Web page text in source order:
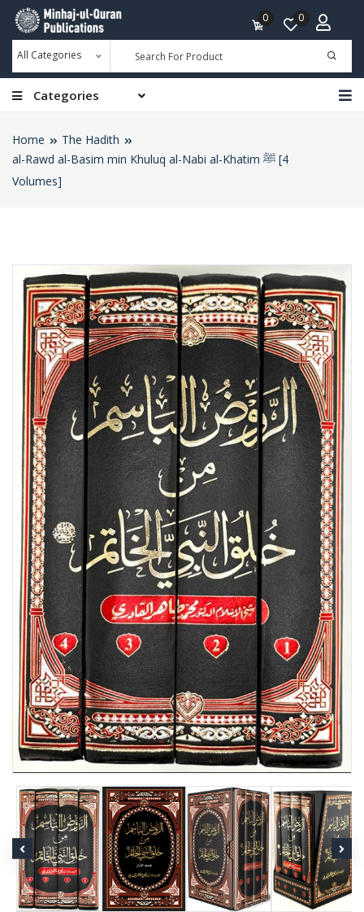
All Categories
0 0
Categories
Home
The Hadith
al-Rawd al-Basim min Khuluq al-Nabi al-Khatim ﷺ [4
Volumes]